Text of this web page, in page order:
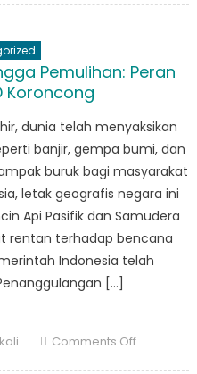
Vital
Saat
Pemulihan: Peran
Koroncong
dunia telah menyaksikan
banjir, gempa bumi, dan
buruk bagi masyarakat
letak geografis negara ini
Api Pasifik dan Samudera
rentan terhadap bencana
Indonesia telah
[…]
Comments Offon